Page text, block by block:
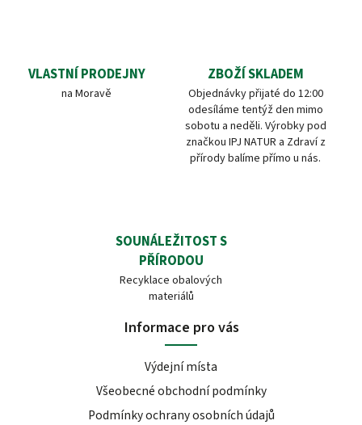
VLASTNÍ PRODEJNY
na Moravě
ZBOŽÍ SKLADEM
Objednávky přijaté do 12:00
odesíláme tentýž den mimo
sobotu a neděli. Výrobky pod
značkou IPJ NATUR a Zdraví z
přírody balíme přímo u nás.
SOUNÁLEŽITOST S
PŘÍRODOU
Recyklace obalových
materiálů
Informace pro vás
Výdejní místa
Všeobecné obchodní podmínky
Podmínky ochrany osobních údajů